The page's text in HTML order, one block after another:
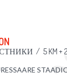
/ 5 KM +